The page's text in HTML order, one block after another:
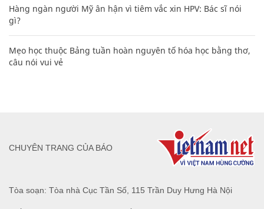
Hàng ngàn người Mỹ ân hận vì tiêm vắc xin HPV: Bác sĩ nói
gì?
Mẹo học thuộc Bảng tuần hoàn nguyên tố hóa học bằng thơ,
câu nói vui vẻ
Tòa soạn: Tòa nhà Cục Tần Số, 115 Trần Duy Hưng Hà Nội
CHUYÊN TRANG CỦA BÁO